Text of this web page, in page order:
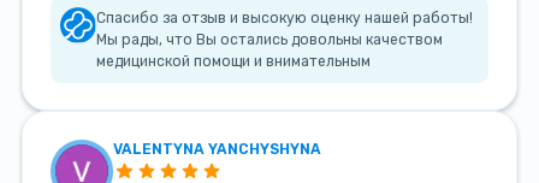
Спасибо за отзыв и высокую оценку нашей работы!
Мы рады, что Вы остались довольны качеством
медицинской помощи и внимательным
VALENTYNA YANCHYSHYNA